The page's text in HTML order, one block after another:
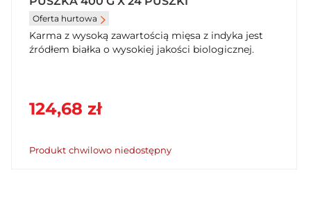
Oferta hurtowa
Karma z wysoką zawartością mięsa z indyka jest
źródłem białka o wysokiej jakości biologicznej.
124,68 zł
Produkt chwilowo niedostępny